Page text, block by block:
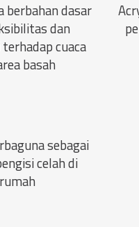
berbahan dasar
dan
cuaca
basah
sebagai
celah di